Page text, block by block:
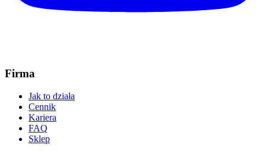
Firma
Jak to działa
Cennik
Kariera
FAQ
Sklep